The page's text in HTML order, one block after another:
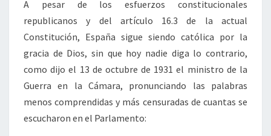
A pesar de los esfuerzos constitucionales
republicanos y del artículo 16.3 de la actual
Constitución, España sigue siendo católica por la
gracia de Dios, sin que hoy nadie diga lo contrario,
como dijo el 13 de octubre de 1931 el ministro de la
Guerra en la Cámara, pronunciando las palabras
menos comprendidas y más censuradas de cuantas se
escucharon en el Parlamento: